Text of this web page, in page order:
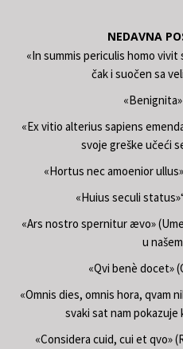
NEDAVNA
«In summis periculis homo vivit
čak i suočen sa
«Ex vitio alterius sapiens
svoje greške učeći
«Hortus nec amoenior
«Huius seculi
«Ars nostro spernitur ævo»
u
«Qvi benè docet»
«Omnis dies, omnis hora, qvam
svaki sat nam pokazuje
«Considera cuid, cui et qvo»